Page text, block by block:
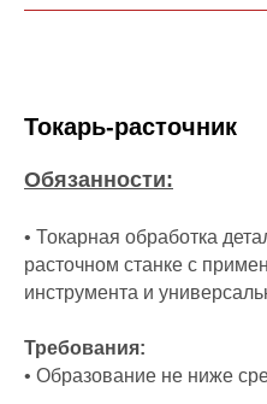
Токарь-расточник
Обязанности:
• Токарная обработка
расточном станке с
инструмента и
Требования:
• Образование не ниже